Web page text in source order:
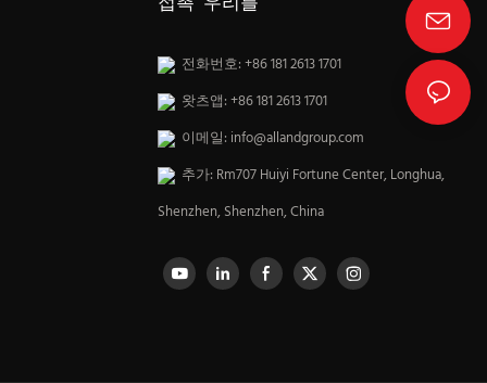
전화번호: +86 181 2613 1701
왓츠앱: +86 181 2613 1701
이메일: info@allandgroup.com
추가: Rm707 Huiyi Fortune Center, Longhua,
Shenzhen, Shenzhen, China